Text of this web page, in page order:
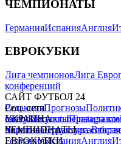
ЧЕМПИОНАТЫ
ГерманияИспанияАнглия
ЕВРОКУБКИ
Лига чемпионовЛига
конференций
САЙТ ФУТБОЛ 24
РедакцияПрогнозы
сайтуКонтактыПравила
политикаСтруктура
Соц. сети
facebookxyoutubeinstagram
УКРАИНА
УкраинаПервая лига
ЧЕМПИОНАТЫ
ГерманияИспанияАнглия
ЕВРОКУБКИ